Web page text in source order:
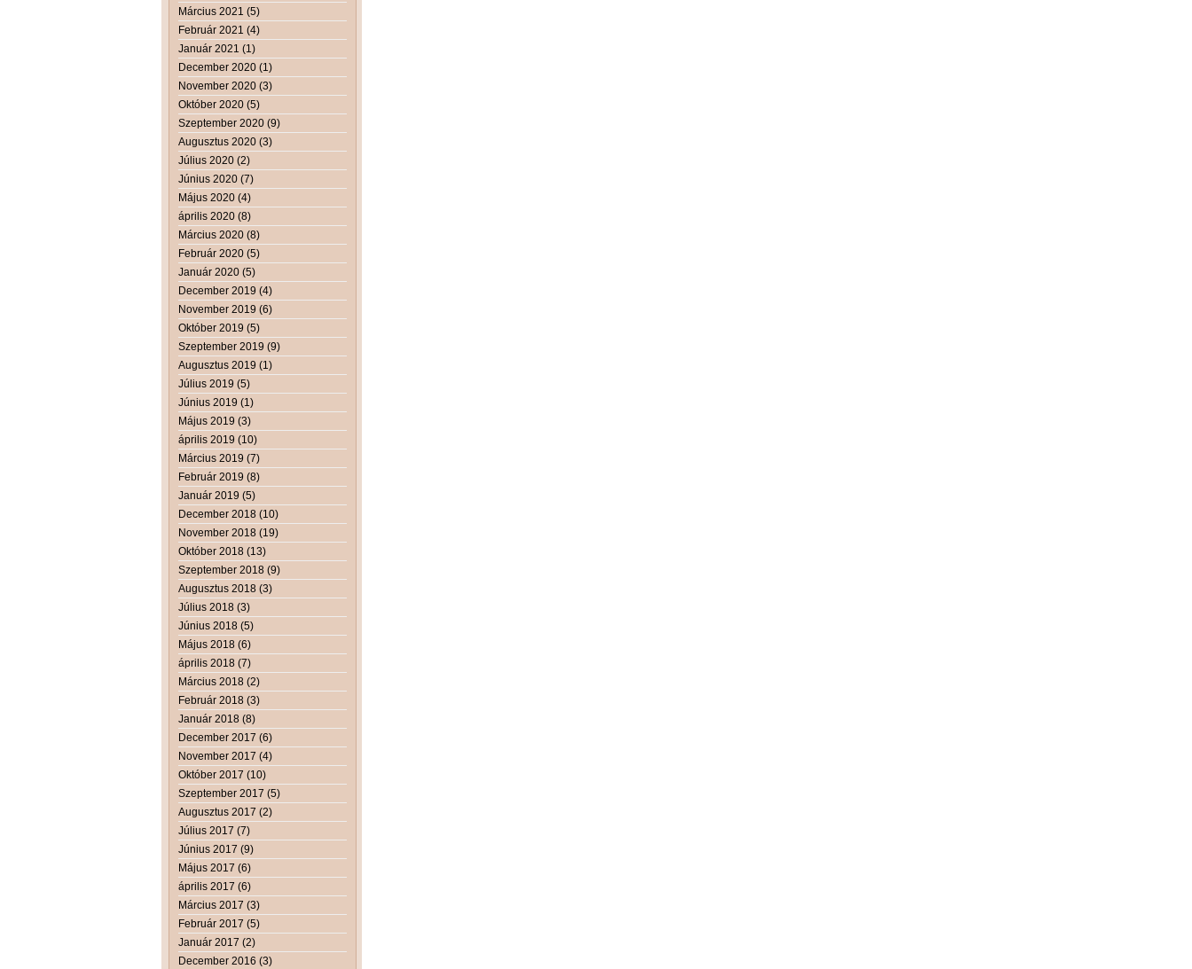
Március 2021 (5)
Február 2021 (4)
Január 2021 (1)
December 2020 (1)
November 2020 (3)
Október 2020 (5)
Szeptember 2020 (9)
Augusztus 2020 (3)
Július 2020 (2)
Június 2020 (7)
Május 2020 (4)
április 2020 (8)
Március 2020 (8)
Február 2020 (5)
Január 2020 (5)
December 2019 (4)
November 2019 (6)
Október 2019 (5)
Szeptember 2019 (9)
Augusztus 2019 (1)
Július 2019 (5)
Június 2019 (1)
Május 2019 (3)
április 2019 (10)
Március 2019 (7)
Február 2019 (8)
Január 2019 (5)
December 2018 (10)
November 2018 (19)
Október 2018 (13)
Szeptember 2018 (9)
Augusztus 2018 (3)
Július 2018 (3)
Június 2018 (5)
Május 2018 (6)
április 2018 (7)
Március 2018 (2)
Február 2018 (3)
Január 2018 (8)
December 2017 (6)
November 2017 (4)
Október 2017 (10)
Szeptember 2017 (5)
Augusztus 2017 (2)
Július 2017 (7)
Június 2017 (9)
Május 2017 (6)
április 2017 (6)
Március 2017 (3)
Február 2017 (5)
Január 2017 (2)
December 2016 (3)